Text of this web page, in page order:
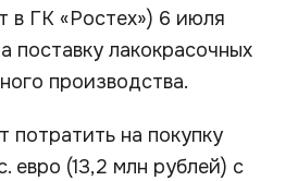
в ГК «Ростех») 6 июля
поставку лакокрасочных
производства.
потратить на покупку
евро (13,2 млн рублей) с